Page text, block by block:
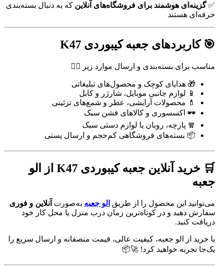
✅گزینه‌ای هوشمند برای فروشگاه‌های آنلاین که به دنبال بسته‌بندی
حرفه‌ای هستند
🎯 کاربردهای جعبه کیبوردی K47
مناسب برای بسته‌بندی و ارسال موارد زیر 👇🏻
🎁 هدایای کوچک و محصول‌های تبلیغاتی
📱 لوازم جانبی موبایل، شارژر و کابل
💄 محصولات آرایشی، عطر و شمع‌های تزئینی
🕶️ اکسسوری و کالاهای فشن سبک
🧣 پارچه، روبان یا لوازم دستی سبک
📦 بسته‌های فروشگاهی کم‌حجم و ارسال پستی
🛒 خرید آنلاین جعبه کیبوردی K47 از الو
جعبه
می‌توانید این محصول را از طریق الو جعبه به‌صورت آنلاین و فوری
سفارش دهید و در کوتاه‌ترین زمان درب منزل یا محل کار خود
دریافت کنید.
با خرید از الو جعبه، کیفیت عالی، قیمت منصفانه و ارسال سریع را
یک‌جا تجربه خواهید کرد! 🚀📦